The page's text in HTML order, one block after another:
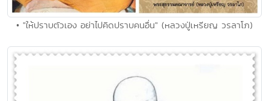
• "ให้ปราบตัวเอง อย่าไปคิดปราบคนอื่น" (หลวงปู่เหรียญ วรลาโภ)